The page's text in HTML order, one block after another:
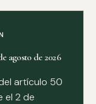
agosto de 2026
artículo 50
el 2 de